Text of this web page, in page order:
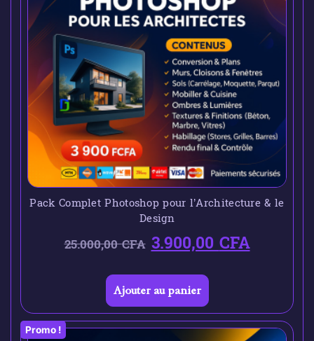
Pack Complet Photoshop pour l’Architecture & le
Design
25.000,00CFA 3.900,00CFA
Ajouter au panier
Promo !